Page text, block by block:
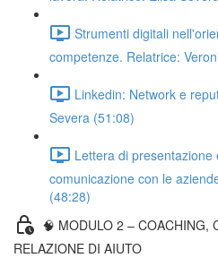
Strumenti digitali
competenze. Relatrice:
Linkedin: Network e
Severa (51:08)
Lettera di presentazione
comunicazione con le
(48:28)
🧠 MODULO 2 – COACHING,
RELAZIONE DI AIUTO